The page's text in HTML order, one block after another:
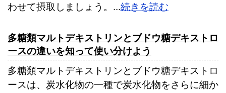
わせて摂取しましょう。...続きを読む
多糖類マルトデキストリンとブドウ糖デキストロ
ースの違いを知って使い分けよう
多糖類マルトデキストリンとブドウ糖デキストロ
ースは、炭水化物の一種で炭水化物をさらに細か